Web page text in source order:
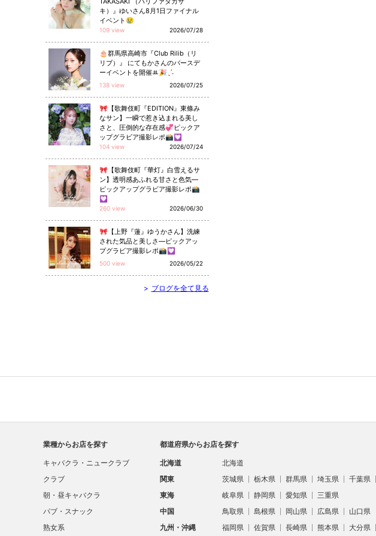
キ）』ゆいさん8月1日ファイナル
イベント😢
109 view 2026/07/28
🎂群馬県高崎市『Club Rilib（リ
リブ）』 にてもかさんのバースデ
ーイベントを開催ꔛ🎉ˎˊ˗
138 view 2026/07/25
🎀【歌舞伎町『EDITION』東條み
なサン】一瞬で惹き込まれる美し
さと、圧倒的な存在感💞ピックア
ップグラビア撮影レポ📸💟
104 view 2026/07/24
🎀【歌舞伎町『華灯』白雪えるサ
ン】透明感あふれる甘さと色気—
ピックアップグラビア撮影レポ📸
💟
260 view 2026/06/30
🎀【上野『蓮』ゆうかさん】洗練
された気品と美しさ—ピックアッ
プグラビア撮影レポ📸💟
500 view 2026/05/22
> ブログを全て見る
業種からお店を探す
キャバクラ・ニュークラブ
クラブ
朝・昼キャバクラ
パブ・スナック
熟女系
都道府県からお店を探す
北海道 北海道
関東
茨城県 栃木県 群馬県 埼玉県 千葉県
東海
岐阜県 静岡県 愛知県 三重県
中国
鳥取県 島根県 岡山県 広島県 山口県
九州・沖縄
福岡県 佐賀県 長崎県 熊本県 大分県